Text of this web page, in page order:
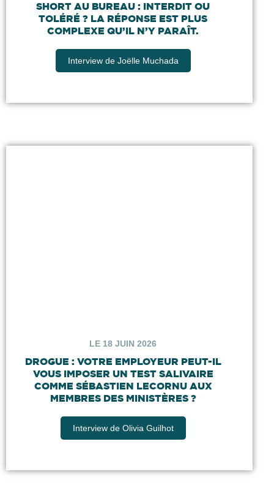
SHORT AU BUREAU : INTERDIT OU
TOLÉRÉ ? LA RÉPONSE EST PLUS
COMPLEXE QU’IL N’Y PARAÎT.
Interview de Joëlle Muchada
LE 18 JUIN 2026
DROGUE : VOTRE EMPLOYEUR PEUT-IL
VOUS IMPOSER UN TEST SALIVAIRE
COMME SÉBASTIEN LECORNU AUX
MEMBRES DES MINISTÈRES ?
Interview de Olivia Guilhot